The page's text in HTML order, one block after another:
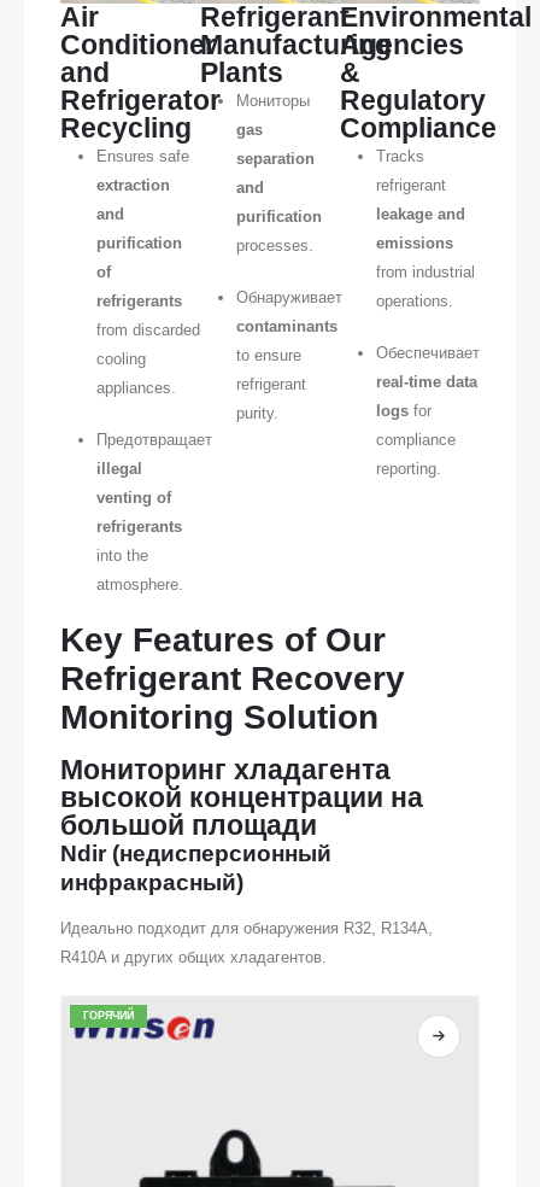
Air
Conditioner
and
Refrigerator
Recycling
Ensures safe
extraction
and
purification
of
refrigerants
from discarded
cooling
appliances.
Предотвращает
illegal
venting of
refrigerants
into the
atmosphere.
Refrigerant
Manufacturing
Plants
Мониторы
gas
separation
and
purification
processes.
Обнаруживает
contaminants
to ensure
refrigerant
purity.
Environmental
Agencies
&
Regulatory
Compliance
Tracks
refrigerant
leakage and
emissions
from industrial
operations.
Обеспечивает
real-time data
logs for
compliance
reporting.
Key Features of Our
Refrigerant Recovery
Monitoring Solution
Мониторинг хладагента
высокой концентрации на
большой площади
Ndir (недисперсионный
инфракрасный)
Идеально подходит для обнаружения R32, R134A,
R410A и других общих хладагентов.
ГОРЯЧИЙ